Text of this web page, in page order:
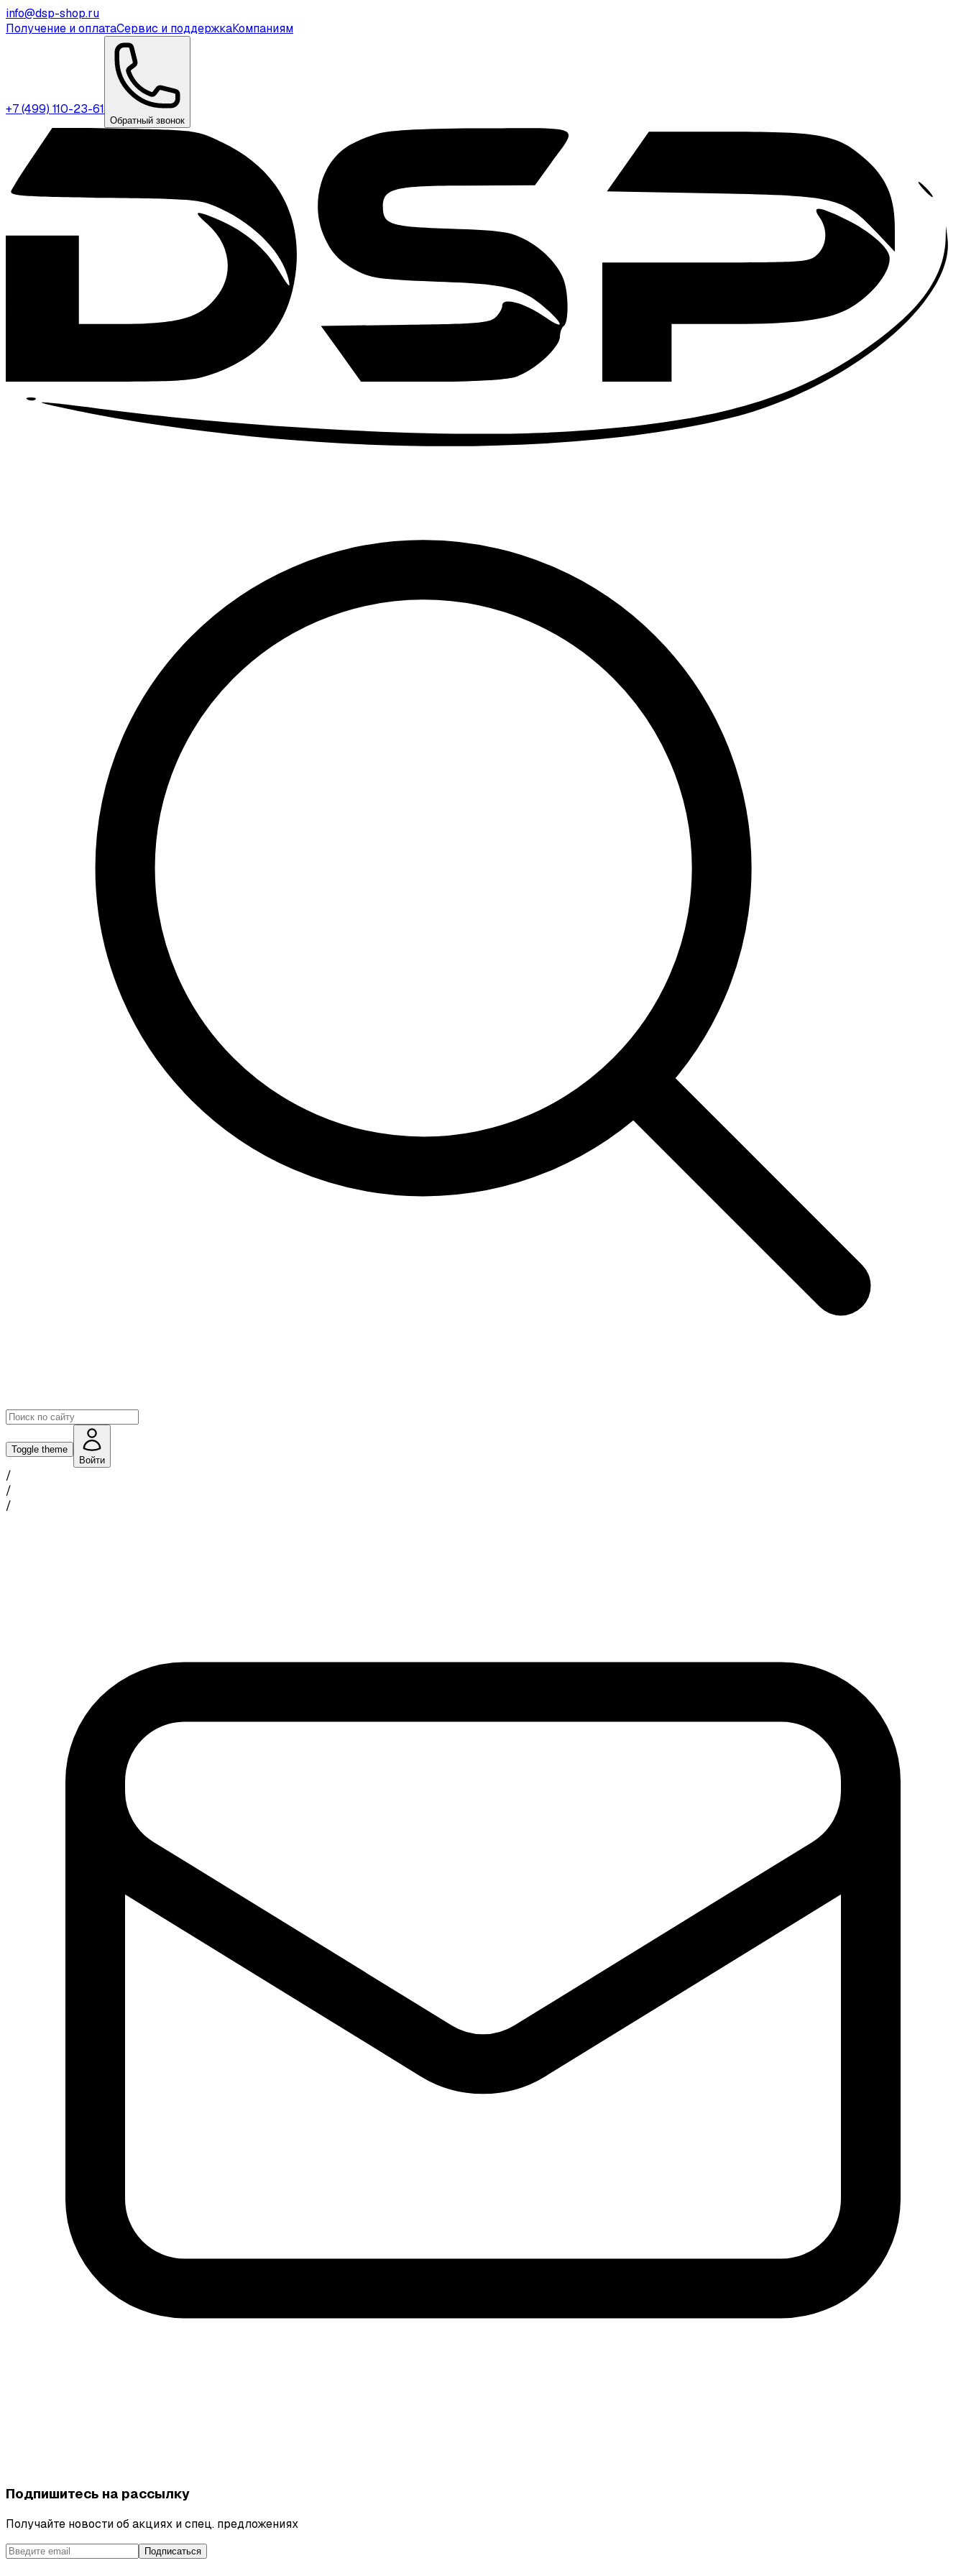
info@dsp-shop.ru
Получение и оплатаСервис и поддержкаКомпаниям
+7 (499) 110-23-61
Обратный звонок
Toggle theme
Войти
/
/
/
Подпишитесь на рассылку
Получайте новости об акциях и спец. предложениях
Подписаться